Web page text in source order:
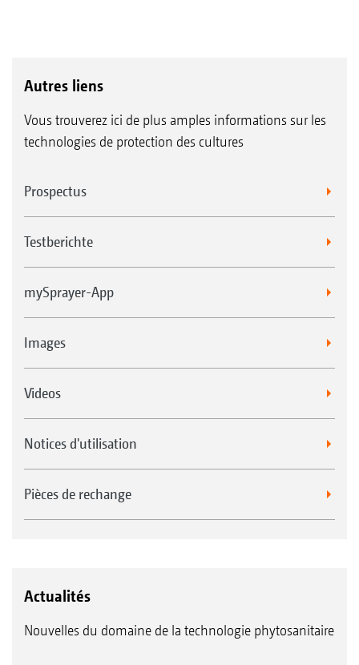
Autres liens
Vous trouverez ici de plus amples informations sur les
technologies de protection des cultures
Prospectus
Testberichte
mySprayer-App
Images
Videos
Notices d'utilisation
Pièces de rechange
Actualités
Nouvelles du domaine de la technologie phytosanitaire